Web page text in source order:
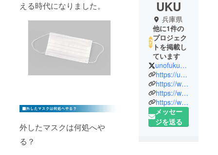
える時代になりました。
外したマスクは何処へや
る？
UKU
兵庫県
他に1件の
プロジェク
トを掲載し
ています
unofukucoltd
https://unofuku.co.jp/
https://www.facebook.com/unofukucoltd/
https://www.instagram.com/unofuku_coltd/
https://www.youtube.com/channel/UC-0QjCpMCeNjnHUtqxTryOg/
メッセー
ジを送る